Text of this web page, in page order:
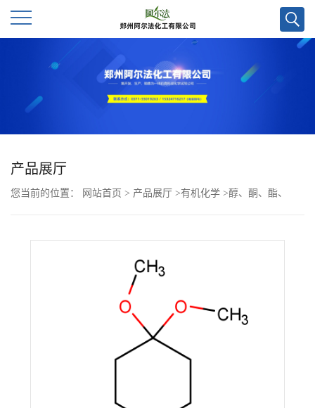
公
产品展厅
您当前的位置： 网站首页 > 产品展厅 >有机化学 >醇、酮、酯、